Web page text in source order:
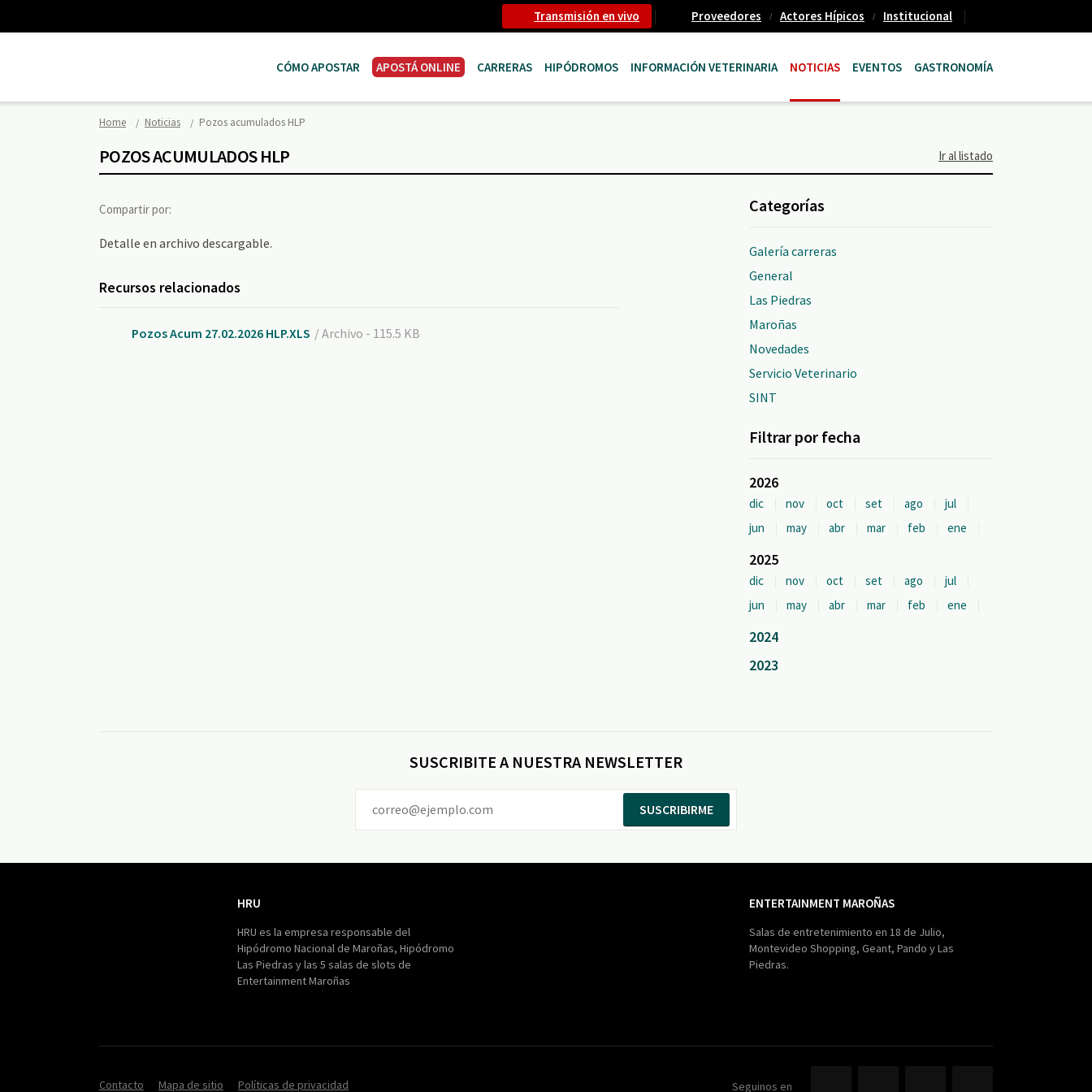
Transmisión en vivo Proveedores Actores Hípicos Institucional
CÓMO APOSTAR APOSTÁ ONLINE CARRERAS HIPÓDROMOS INFORMACIÓN VETERINARIA NOTICIAS EVENTOS GASTRONOMÍA
Home Noticias Pozos acumulados HLP
POZOS ACUMULADOS HLP Ir al listado
Compartir por:
Detalle en archivo descargable.
Recursos relacionados
Pozos Acum 27.02.2026 HLP.XLS / Archivo - 115.5 KB
Categorías
Galería carreras
General
Las Piedras
Maroñas
Novedades
Servicio Veterinario
SINT
Filtrar por fecha
2026
dic nov oct set ago
jul
jun
may abr mar feb ene
2025
dic nov oct set ago
jul
jun
may abr mar feb ene
2024
2023
SUSCRIBITE A NUESTRA NEWSLETTER
SUSCRIBIRME
HRU
HRU es la empresa responsable del
Hipódromo Nacional de Maroñas, Hipódromo
Las Piedras y las 5 salas de slots de
Entertainment Maroñas
ENTERTAINMENT MAROÑAS
Salas de entretenimiento en 18 de Julio,
Montevideo Shopping, Geant, Pando y Las
Piedras.
Contacto Mapa de sitio Políticas de privacidad Seguinos en